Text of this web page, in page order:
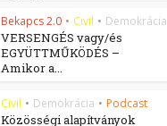
Bekapcs 2.0 • Civil • Demokrácia
VERSENGÉS vagy/és
EGYÜTTMŰKÖDÉS –
Amikor a...
Civil • Demokrácia • Podcast
Közösségi alapítványok